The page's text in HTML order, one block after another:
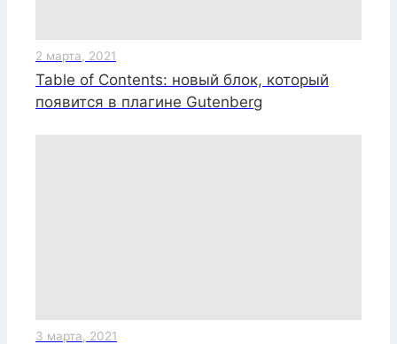
2 марта, 2021
Table of Contents: новый блок, который
появится в плагине Gutenberg
3 марта, 2021